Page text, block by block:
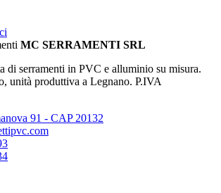
MC SERRAMENTI SRL
di serramenti in PVC e alluminio su misura.
unità produttiva a Legnano. P.IVA
91 - CAP 20132